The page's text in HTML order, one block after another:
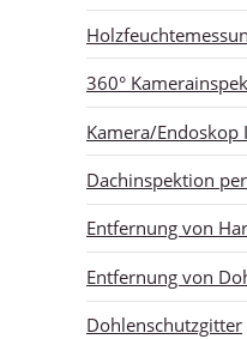
360°
Kamera/Endoskop
Dachinspektion
Entfernung von
Entfernung von
Dohlenschutzgitter